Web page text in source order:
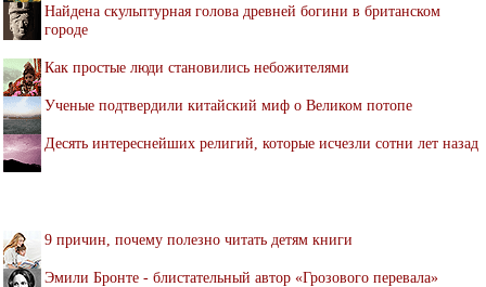
Найдена скульптурная голова древней богини в британском
городе
Как простые люди становились небожителями
Ученые подтвердили китайский миф о Великом потопе
Десять интереснейших религий, которые исчезли сотни лет назад
9 причин, почему полезно читать детям книги
Эмили Бронте - блистательный автор «Грозового перевала»